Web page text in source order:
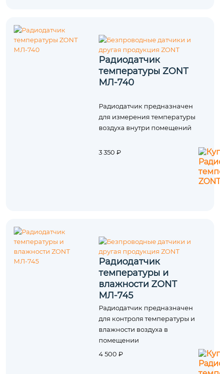
Радиодатчик
температуры ZONT
МЛ‑740
Радиодатчик предназначен
для измерения температуры
воздуха внутри помещений
3 350 ₽
Радиодатчик
температуры и
влажности ZONT
МЛ-745
Радиодатчик предназначен
для контроля температуры и
влажности воздуха в
помещении
4 500 ₽